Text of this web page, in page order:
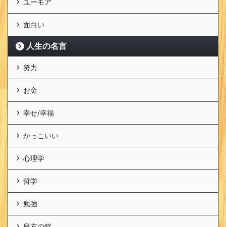
ユーモア
面白い
人生の名言
努力
お金
幸せ/幸福
かっこいい
心理学
哲学
勉強